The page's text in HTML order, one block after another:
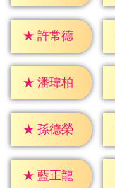
★ 許常德
★ 潘瑋柏
★ 孫德榮
★ 藍正龍